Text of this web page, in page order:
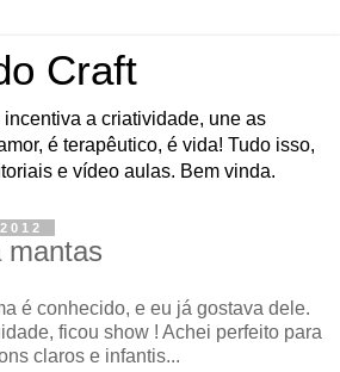
Craft
a criatividade, une as
é terapêutico, é vida! Tudo isso,
e vídeo aulas. Bem vinda.
mantas
é conhecido, e eu já gostava dele.
ficou show ! Achei perfeito para
claros e infantis...